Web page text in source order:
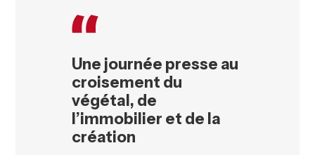
Une journée presse au
croisement du
végétal, de
l’immobilier et de la
création